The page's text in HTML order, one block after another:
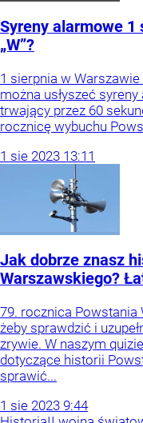
Syreny alarmowe 1
„W”?
1 sierpnia w
można usłyszeć syreny
trwający przez 60
rocznicę wybuchu
1 sie 2023 13:11
Jak dobrze znasz
Warszawskiego?
79. rocznica
żeby sprawdzić i
zrywie. W naszym
dotyczące historii
sprawić...
1 sie 2023 9:44